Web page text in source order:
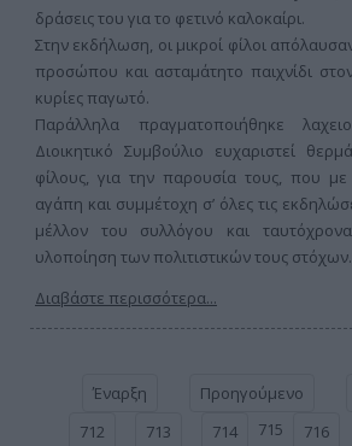
δράσεις του για το φετινό καλοκαίρι.
Στην εκδήλωση, οι μικροί φίλοι
προσώπου και ασταμάτητο παιχνίδι
κυρίες παγωτό.
Παράλληλα πραγματοποιήθηκε
Διοικητικό Συμβούλιο ευχαριστεί
φίλους, για την παρουσία τους, που με
αγάπη και συμμέτοχη σ’ όλες τις
μέλλον του συλλόγου και
υλοποίηση των πολιτιστικών τους στόχων.
Διαβάστε περισσότερα...
Έναρξη Προηγούμενο
712
713 714 715 716